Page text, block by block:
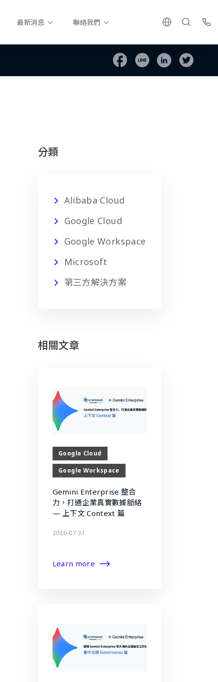
最新消息 聯絡我們
分類
Alibaba Cloud
Google Cloud
Google Workspace
Microsoft
第三方解決方案
相關文章
Google Cloud
Google Workspace
Gemini Enterprise 整合
力，打通企業真實數據脈絡
— 上下文 Context 篇
2026-07-31
Learn more